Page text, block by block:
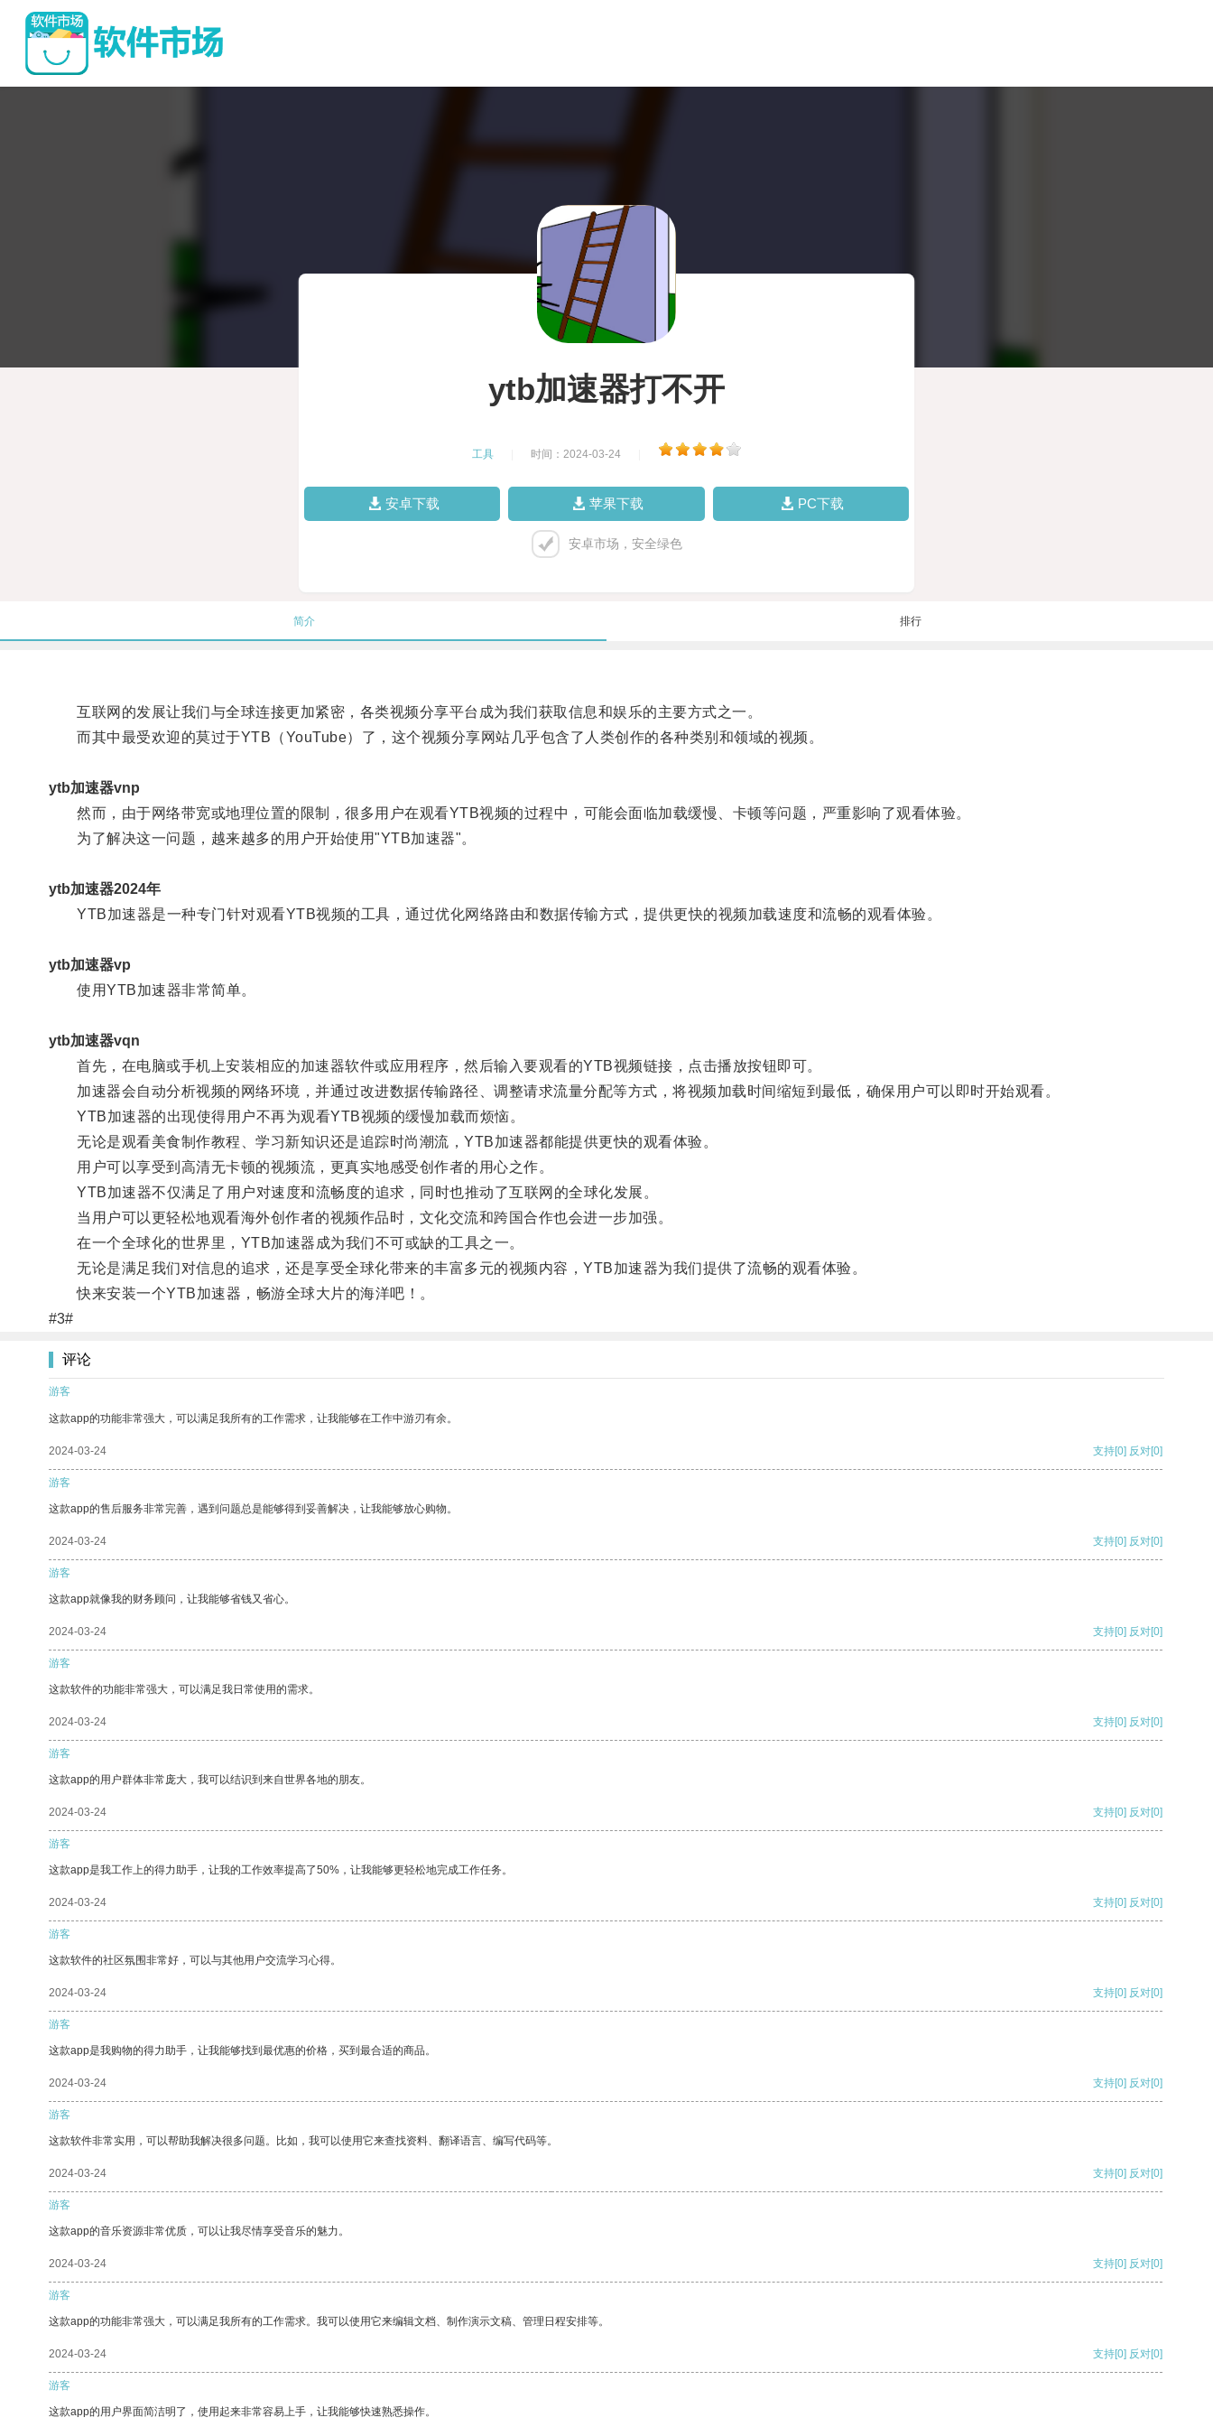
ytb加速器打不开
工具 时间：2024-03-24
安卓下载 苹果下载 PC下载
安卓市场，安全绿色
简介 排行
互联网的发展让我们与全球连接更加紧密，各类视频分享平台成为我们获取信息和娱乐的主要方式之一。
而其中最受欢迎的莫过于YTB（YouTube）了，这个视频分享网站几乎包含了人类创作的各种类别和领域的视频。
ytb加速器vnp
然而，由于网络带宽或地理位置的限制，很多用户在观看YTB视频的过程中，可能会面临加载缓慢、卡顿等问题，严重影响了观看体验。
为了解决这一问题，越来越多的用户开始使用"YTB加速器"。
ytb加速器2024年
YTB加速器是一种专门针对观看YTB视频的工具，通过优化网络路由和数据传输方式，提供更快的视频加载速度和流畅的观看体验。
ytb加速器vp
使用YTB加速器非常简单。
ytb加速器vqn
首先，在电脑或手机上安装相应的加速器软件或应用程序，然后输入要观看的YTB视频链接，点击播放按钮即可。
加速器会自动分析视频的网络环境，并通过改进数据传输路径、调整请求流量分配等方式，将视频加载时间缩短到最低，确保用户可以即时开始观看。
YTB加速器的出现使得用户不再为观看YTB视频的缓慢加载而烦恼。
无论是观看美食制作教程、学习新知识还是追踪时尚潮流，YTB加速器都能提供更快的观看体验。
用户可以享受到高清无卡顿的视频流，更真实地感受创作者的用心之作。
YTB加速器不仅满足了用户对速度和流畅度的追求，同时也推动了互联网的全球化发展。
当用户可以更轻松地观看海外创作者的视频作品时，文化交流和跨国合作也会进一步加强。
在一个全球化的世界里，YTB加速器成为我们不可或缺的工具之一。
无论是满足我们对信息的追求，还是享受全球化带来的丰富多元的视频内容，YTB加速器为我们提供了流畅的观看体验。
快来安装一个YTB加速器，畅游全球大片的海洋吧！。
#3#
评论
游客
这款app的功能非常强大，可以满足我所有的工作需求，让我能够在工作中游刃有余。
2024-03-24 支持[0] 反对[0]
游客
这款app的售后服务非常完善，遇到问题总是能够得到妥善解决，让我能够放心购物。
2024-03-24 支持[0] 反对[0]
游客
这款app就像我的财务顾问，让我能够省钱又省心。
2024-03-24 支持[0] 反对[0]
游客
这款软件的功能非常强大，可以满足我日常使用的需求。
2024-03-24 支持[0] 反对[0]
游客
这款app的用户群体非常庞大，我可以结识到来自世界各地的朋友。
2024-03-24 支持[0] 反对[0]
游客
这款app是我工作上的得力助手，让我的工作效率提高了50%，让我能够更轻松地完成工作任务。
2024-03-24 支持[0] 反对[0]
游客
这款软件的社区氛围非常好，可以与其他用户交流学习心得。
2024-03-24 支持[0] 反对[0]
游客
这款app是我购物的得力助手，让我能够找到最优惠的价格，买到最合适的商品。
2024-03-24 支持[0] 反对[0]
游客
这款软件非常实用，可以帮助我解决很多问题。比如，我可以使用它来查找资料、翻译语言、编写代码等。
2024-03-24 支持[0] 反对[0]
游客
这款app的音乐资源非常优质，可以让我尽情享受音乐的魅力。
2024-03-24 支持[0] 反对[0]
游客
这款app的功能非常强大，可以满足我所有的工作需求。我可以使用它来编辑文档、制作演示文稿、管理日程安排等。
2024-03-24 支持[0] 反对[0]
游客
这款app的用户界面简洁明了，使用起来非常容易上手，让我能够快速熟悉操作。